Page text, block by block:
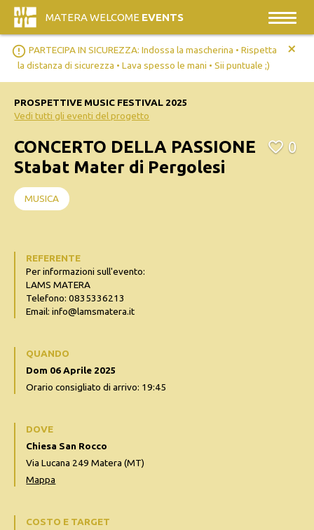
MATERA WELCOME EVENTS
error_outline PARTECIPA IN SICUREZZA: Indossa la mascherina • Rispetta
la distanza di sicurezza • Lava spesso le mani • Sii puntuale ;)
+
PROSPETTIVE MUSIC FESTIVAL 2025
Vedi tutti gli eventi del progetto
CONCERTO DELLA PASSIONE
Stabat Mater di Pergolesi
0
MUSICA
REFERENTE
Per informazioni sull'evento:
LAMS MATERA
Telefono: 0835336213
Email: info@lamsmatera.it
QUANDO
Dom 06 Aprile 2025
Orario consigliato di arrivo: 19:45
DOVE
Chiesa San Rocco
Via Lucana 249 Matera (MT)
Mappa
COSTO E TARGET